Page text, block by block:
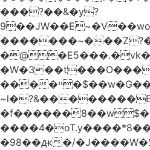
���?��&�y?
����ײ �$��w�G���?~�=��O��l�
�f������
�98��ԫ�/